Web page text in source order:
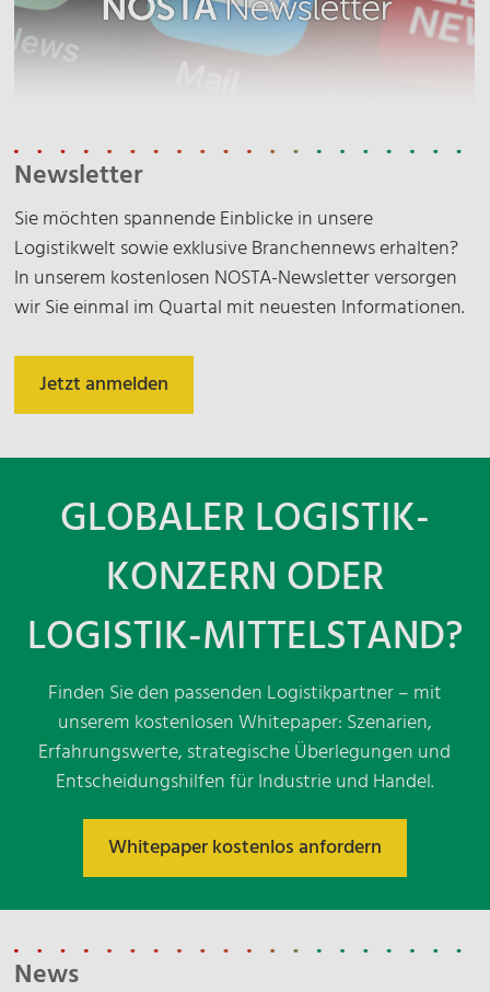
Newsletter
Sie möchten spannende Einblicke in unsere
Logistikwelt sowie exklusive Branchennews erhalten?
In unserem kostenlosen NOSTA-Newsletter versorgen
wir Sie einmal im Quartal mit neuesten Informationen.
Jetzt anmelden
GLOBALER LOGISTIK-
KONZERN ODER
LOGISTIK-MITTELSTAND?
Finden Sie den passenden Logistikpartner – mit
unserem kostenlosen Whitepaper: Szenarien,
Erfahrungswerte, strategische Überlegungen und
Entscheidungshilfen für Industrie und Handel.
Whitepaper kostenlos anfordern
News